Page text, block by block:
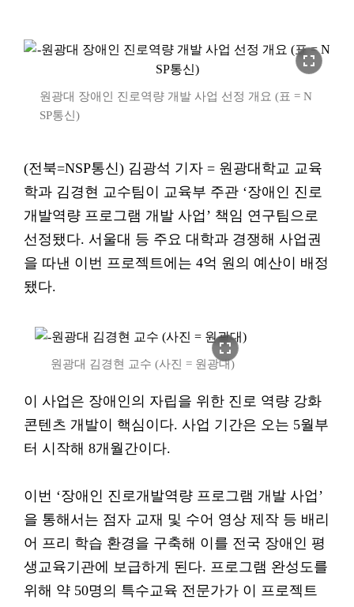
fullscreen
원광대 장애인 진로역량 개발 사업 선정 개요 (표 = N
SP통신)
(전북=NSP통신) 김광석 기자 = 원광대학교 교육
학과 김경현 교수팀이 교육부 주관 ‘장애인 진로
개발역량 프로그램 개발 사업’ 책임 연구팀으로
선정됐다. 서울대 등 주요 대학과 경쟁해 사업권
을 따낸 이번 프로젝트에는 4억 원의 예산이 배정
됐다.
fullscreen
원광대 김경현 교수 (사진 = 원광대)
이 사업은 장애인의 자립을 위한 진로 역량 강화
콘텐츠 개발이 핵심이다. 사업 기간은 오는 5월부
터 시작해 8개월간이다.
이번 ‘장애인 진로개발역량 프로그램 개발 사업’
을 통해서는 점자 교재 및 수어 영상 제작 등 배리
어 프리 학습 환경을 구축해 이를 전국 장애인 평
생교육기관에 보급하게 된다. 프로그램 완성도를
위해 약 50명의 특수교육 전문가가 이 프로젝트